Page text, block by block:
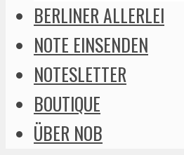
BERLINER ALLERLEI
NOTE EINSENDEN
NOTESLETTER
BOUTIQUE
ÜBER NOB